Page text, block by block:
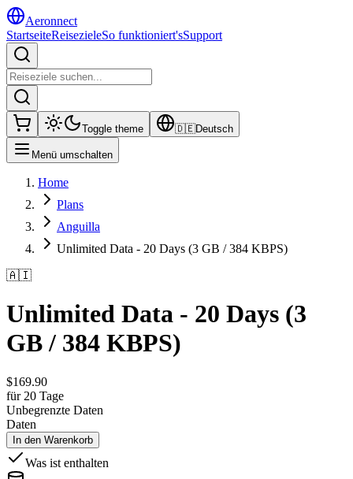
Aeronnect
StartseiteReisezieleSo funktioniert'sSupport
Toggle theme 🇩🇪Deutsch
Menü umschalten
Home
Plans
Anguilla
Unlimited Data - 20 Days (3 GB / 384 KBPS)
🇦🇮
Unlimited Data - 20 Days (3
GB / 384 KBPS)
$169.90
für 20 Tage
Unbegrenzte Daten
Daten
In den Warenkorb
Was ist enthalten